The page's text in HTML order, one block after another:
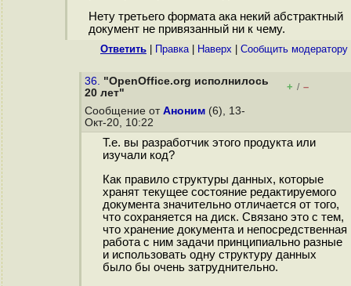
Нету третьего формата ака некий абстрактный
документ не привязанный ни к чему.
Ответить Правка| Наверх Cообщить модератору
36. "OpenOffice.org исполнилось
20 лет"
+ / –
Сообщение от Аноним (6), 13-
Окт-20, 10:22
Т.е. вы разработчик этого продукта или
изучали код?
Как правило структуры данных, которые
хранят текущее состояние редактируемого
документа значительно отличается от того,
что сохраняется на диск. Связано это с тем,
что хранение документа и непосредственная
работа с ним задачи принципиально разные
и использовать одну структуру данных
было бы очень затруднительно.